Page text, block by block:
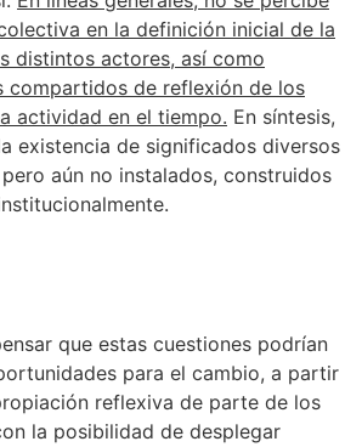
en la definición inicial de la
distintos actores, así como
compartidos de reflexión de los
actividad en el tiempo. En síntesis,
existencia de significados diversos
aún no instalados, construidos
que estas cuestiones podrían
para el cambio, a partir
reflexiva de parte de los
la posibilidad de desplegar